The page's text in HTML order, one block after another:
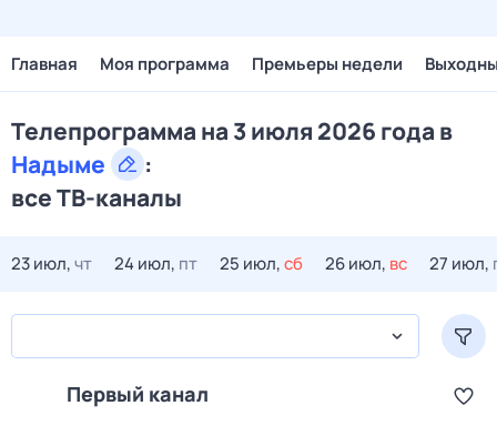
Главная Моя программа Премьеры недели
Телепрограмма на 3 июля 2026 года в
Надыме
:
все ТВ-каналы
23 июл,чт 24 июл, пт 25 июл,сб 26 июл, вс 27 июл,
Первый канал